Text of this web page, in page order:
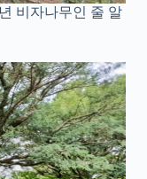
비자나무인 줄 알